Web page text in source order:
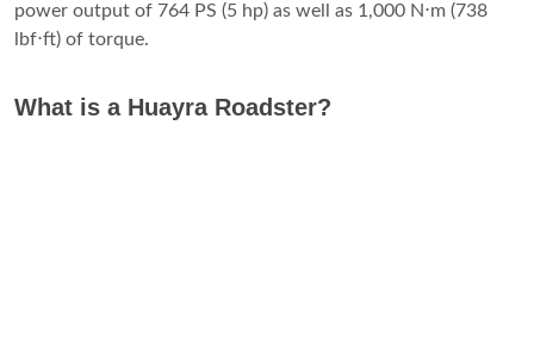
power output of 764 PS (5 hp) as well as 1,000 N⋅m (738
lbf⋅ft) of torque.
What is a Huayra Roadster?